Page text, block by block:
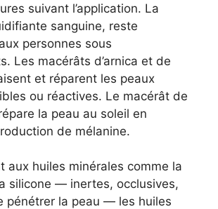
suivant l’application. La
sanguine, reste
personnes sous
Les macérâts d’arnica et de
et réparent les peaux
ou réactives. Le macérât de
la peau au soleil en
de mélanine.
aux huiles minérales comme la
silicone — inertes, occlusives,
pénétrer la peau — les huiles